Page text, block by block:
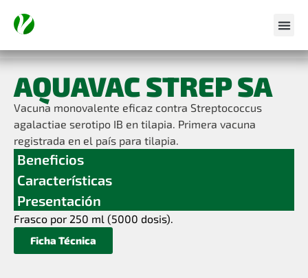
AQUAVAC STREP SA
Vacuna monovalente eficaz contra Streptococcus
agalactiae serotipo IB en tilapia. Primera vacuna
registrada en el país para tilapia.
Beneficios
Características
Presentación
Frasco por 250 ml (5000 dosis).
Ficha Técnica